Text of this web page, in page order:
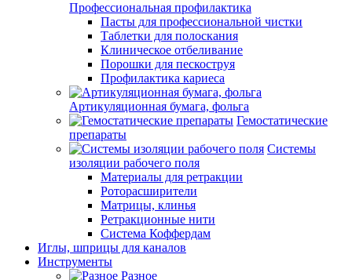
Профессиональная профилактика
Пасты для профессиональной чистки
Таблетки для полоскания
Клиническое отбеливание
Порошки для пескоструя
Профилактика кариеса
Артикуляционная бумага, фольга
Гемостатические
препараты
Системы
изоляции рабочего поля
Материалы для ретракции
Роторасширители
Матрицы, клинья
Ретракционные нити
Система Коффердам
Иглы, шприцы для каналов
Инструменты
Разное